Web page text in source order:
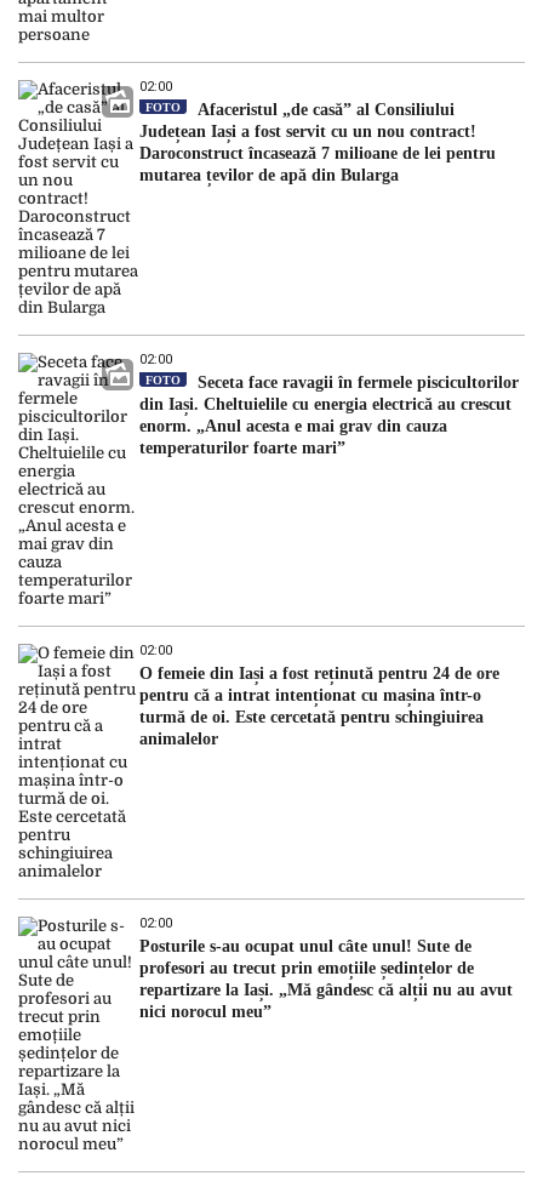
02:00
FOTO
Afaceristul „de casă” al Consiliului
Județean Iași a fost servit cu un nou contract!
Daroconstruct încasează 7 milioane de lei pentru
mutarea țevilor de apă din Bularga
02:00
FOTO
Seceta face ravagii în fermele piscicultorilor
din Iași. Cheltuielile cu energia electrică au crescut
enorm. „Anul acesta e mai grav din cauza
temperaturilor foarte mari”
02:00
O femeie din Iași a fost reținută pentru 24 de ore
pentru că a intrat intenționat cu mașina într-o
turmă de oi. Este cercetată pentru schingiuirea
animalelor
02:00
Posturile s-au ocupat unul câte unul! Sute de
profesori au trecut prin emoțiile ședințelor de
repartizare la Iași. „Mă gândesc că alții nu au avut
nici norocul meu”